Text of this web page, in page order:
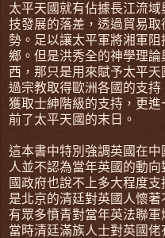
太平天國就有佔據長江流
技發展的落差，透過貿易
勢。足以讓太平軍將湘軍
鄉。但是洪秀全的神學理
西，那只是用來賦予太平
過宗教取得歐洲各國的支
獲取士紳階級的支持，更
前了太平天國的末日。
這本書中特別強調英國在
人並不認為當年英國的動
國政府也說不上多大程度
是北京的清廷對英國人懷
有眾多憤青對當年英法聯
當時清廷滿族人士對英國